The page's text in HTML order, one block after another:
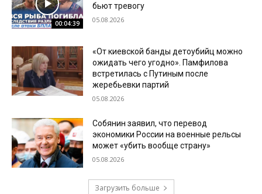
00:04:39
бьют тревогу
05.08.2026
«От киевской банды детоубийц можно
ожидать чего угодно». Памфилова
встретилась с Путиным после
жеребьевки партий
05.08.2026
Собянин заявил, что перевод
экономики России на военные рельсы
может «убить вообще страну»
05.08.2026
Загрузить больше